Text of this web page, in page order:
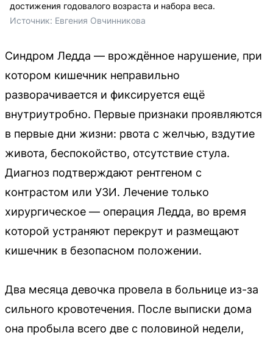
достижения годовалого возраста и набора веса.
Источник: Евгения Овчинникова
Синдром Ледда — врождённое нарушение, при
котором кишечник неправильно
разворачивается и фиксируется ещё
внутриутробно. Первые признаки проявляются
в первые дни жизни: рвота с желчью, вздутие
живота, беспокойство, отсутствие стула.
Диагноз подтверждают рентгеном с
контрастом или УЗИ. Лечение только
хирургическое — операция Ледда, во время
которой устраняют перекрут и размещают
кишечник в безопасном положении.
Два месяца девочка провела в больнице из-за
сильного кровотечения. После выписки дома
она пробыла всего две с половиной недели,